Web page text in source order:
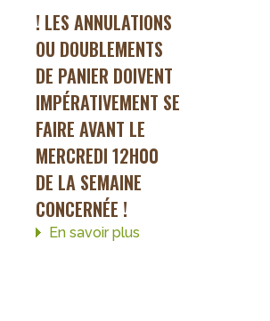
! LES ANNULATIONS
OU DOUBLEMENTS
DE PANIER DOIVENT
IMPÉRATIVEMENT SE
FAIRE AVANT LE
MERCREDI 12H00
DE LA SEMAINE
CONCERNÉE !
En savoir plus